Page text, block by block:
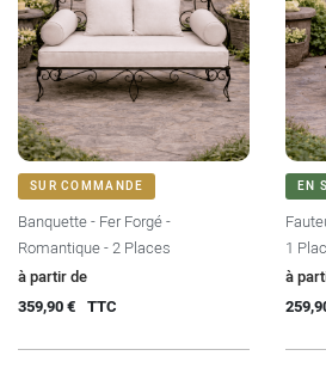
SUR COMMANDE
Banquette - Fer Forgé -
Romantique - 2 Places
à partir de
Prix
359,90 € TTC
EN
1
à
Prix